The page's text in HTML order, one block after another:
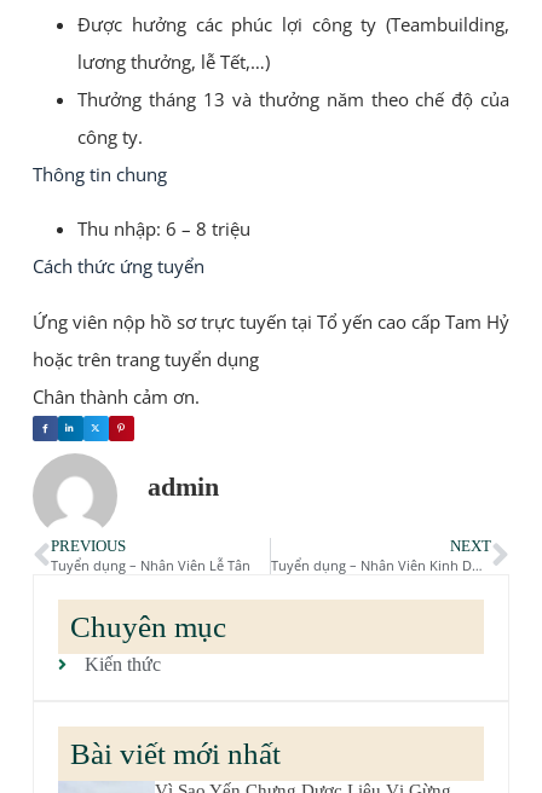
Được hưởng các phúc lợi công ty (Teambuilding,
lương thưởng, lễ Tết,…)
Thưởng tháng 13 và thưởng năm theo chế độ của
công ty.
Thông tin chung
Thu nhập: 6 – 8 triệu
Cách thức ứng tuyển
Ứng viên nộp hồ sơ trực tuyến tại Tổ yến cao cấp Tam Hỷ
hoặc trên trang tuyển dụng
Chân thành cảm ơn.
admin
PREVIOUS
Tuyển dụng – Nhân Viên Lễ Tân
NEXT
Tuyển dụng – Nhân Viên Kinh Doanh / Sales B2B
Chuyên mục
Kiến thức
Bài viết mới nhất